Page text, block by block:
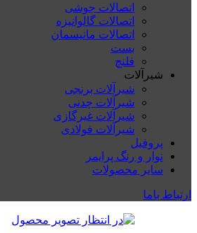
اتصالات جوشی
اتصالات گالوانیزه
اتصالات مانیسمان
بست
فلنچ
شیرآلات
شیرآلات برنجی
شیرآلات چدنی
شیرآلات غیرگازی
شیرآلات فولادی
پروفیل
نوار و رنگ پرایمر
سایر محصولات
ارتباط باما